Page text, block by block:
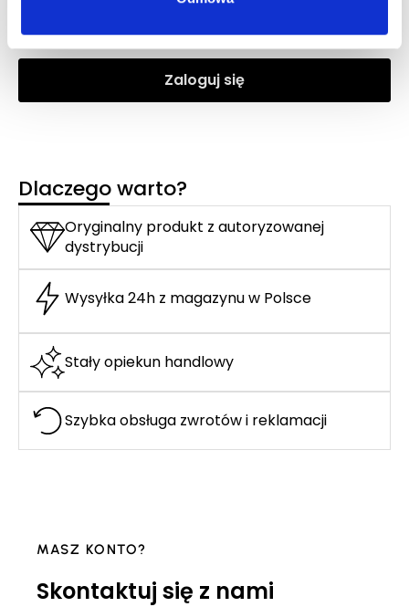
Zaloguj się
Dlaczego warto?
Oryginalny produkt z autoryzowanej
dystrybucji
Wysyłka 24h z magazynu w Polsce
Stały opiekun handlowy
Szybka obsługa zwrotów i reklamacji
MASZ KONTO?
Skontaktuj się z nami